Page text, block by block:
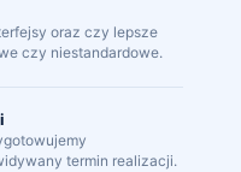
oraz czy lepsze
czy niestandardowe.
termin realizacji.